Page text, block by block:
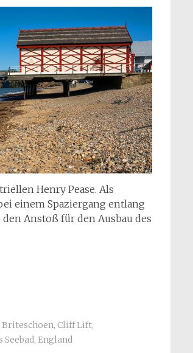
Henry Pease. Als
einem Spaziergang entlang
Anstoß für den Ausbau des
Briteschoen, Cliff Lift,
, England